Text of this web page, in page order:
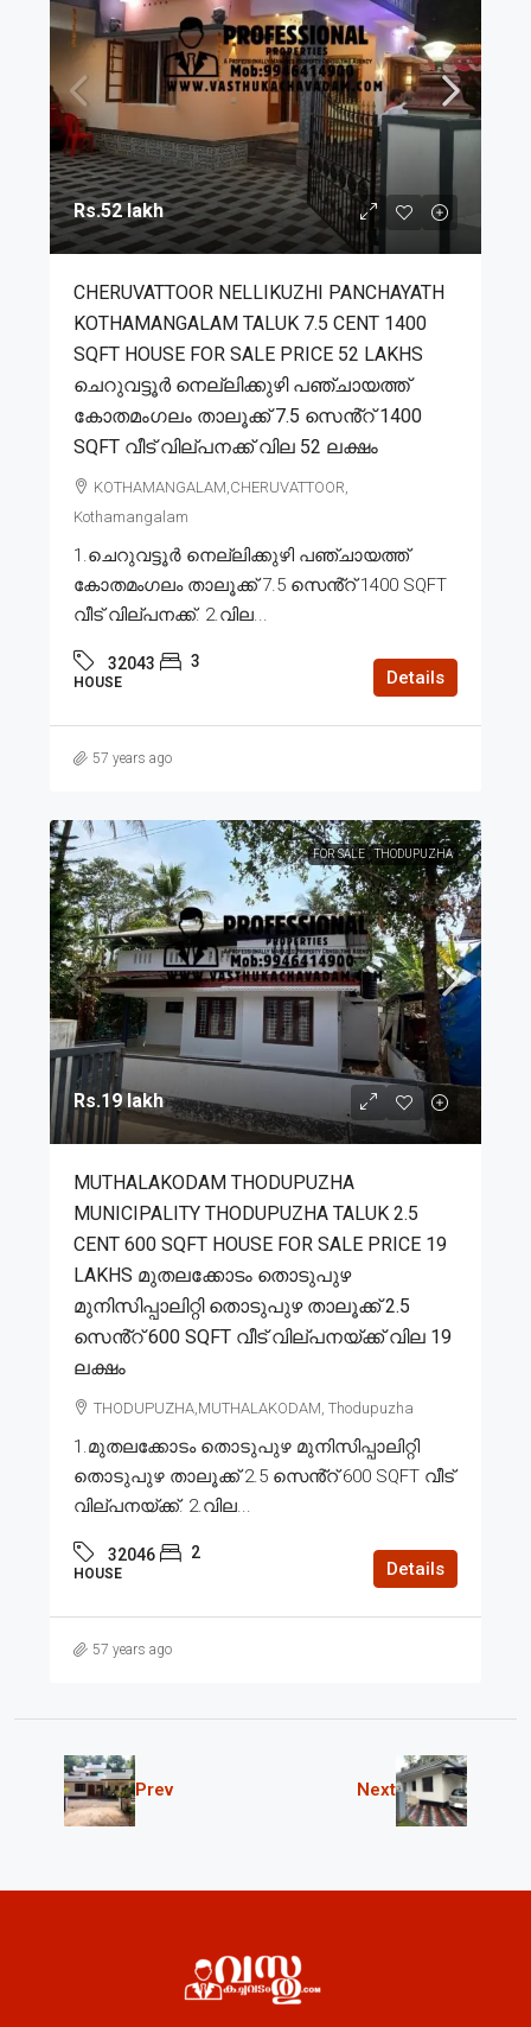
Rs.52 lakh
CHERUVATTOOR NELLIKUZHI PANCHAYATH
KOTHAMANGALAM TALUK 7.5 CENT 1400
SQFT HOUSE FOR SALE PRICE 52 LAKHS
ചെറുവട്ടൂർ നെല്ലിക്കുഴി പഞ്ചായത്ത്
കോതമംഗലം താലൂക്ക് 7.5 സെൻ്റ് 1400
SQFT വീട് വില്പനക്ക് വില 52 ലക്ഷം
KOTHAMANGALAM,CHERUVATTOOR,
Kothamangalam
1.ചെറുവട്ടൂർ നെല്ലിക്കുഴി പഞ്ചായത്ത്
കോതമംഗലം താലൂക്ക് 7.5 സെൻ്റ് 1400 SQFT
വീട് വില്പനക്ക്. 2.വില...
32043 3
HOUSE Details
57 years ago
FOR SALE THODUPUZHA
Rs.19 lakh
MUTHALAKODAM THODUPUZHA
MUNICIPALITY THODUPUZHA TALUK 2.5
CENT 600 SQFT HOUSE FOR SALE PRICE 19
LAKHS മുതലക്കോടം തൊടുപുഴ
മുനിസിപ്പാലിറ്റി തൊടുപുഴ താലൂക്ക് 2.5
സെൻ്റ് 600 SQFT വീട് വില്പനയ്ക്ക് വില 19
ലക്ഷം
THODUPUZHA,MUTHALAKODAM, Thodupuzha
1.മുതലക്കോടം തൊടുപുഴ മുനിസിപ്പാലിറ്റി
തൊടുപുഴ താലൂക്ക് 2.5 സെൻ്റ് 600 SQFT വീട്
വില്പനയ്ക്ക്. 2.വില...
32046 2
HOUSE Details
57 years ago
Prev Next